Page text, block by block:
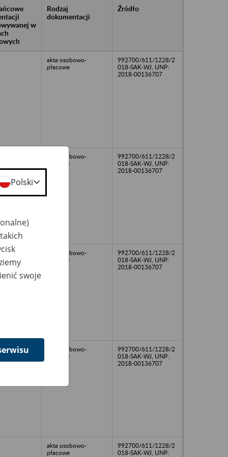
w
Rodzaj
dokumentacji
Źródło
akta osobowo-
płacowe
992700/611/1228/2
018-SAK-WJ, UNP:
2018-00136707
akta osobowo-
płacowe
992700/611/1228/2
018-SAK-WJ, UNP:
2018-00136707
akta osobowo-
płacowe
992700/611/1228/2
018-SAK-WJ, UNP:
2018-00136707
akta osobowo-
płacowe
992700/611/1228/2
018-SAK-WJ, UNP:
2018-00136707
akta osobowo-
płacowe
992700/611/1228/2
018-SAK-WJ, UNP:
Polski
swoje